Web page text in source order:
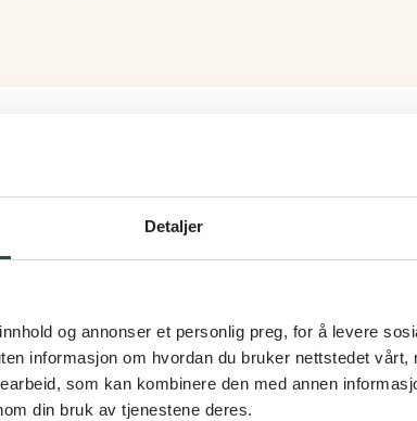
Detaljer
og annonser et personlig preg, for å levere
informasjon om hvordan du bruker nettstedet vårt,
som kan kombinere den med annen
din bruk av tjenestene deres.